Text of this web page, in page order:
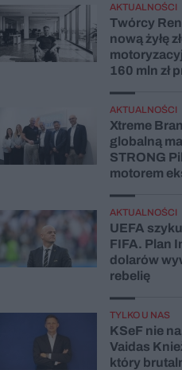
AKTUALNOŚCI
Twórcy
nową żyłę
160 mln zł
AKTUALNOŚCI
Xtreme
globalną
STRONG
motorem
AKTUALNOŚCI
UEFA
FIFA. Plan
dolarów
rebelię
TYLKO U NAS
KSeF nie
Vaidas
który